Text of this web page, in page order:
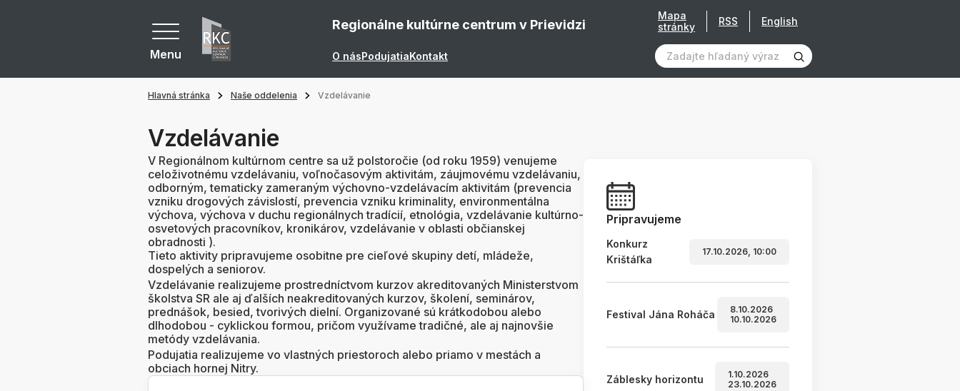
Menu
Regionálne kultúrne centrum v Prievidzi
O násPodujatiaKontakt
Mapa
stránky
RSS English
Hlavná stránka Naše oddelenia Vzdelávanie
Vzdelávanie
V Regionálnom kultúrnom centre sa už polstoročie (od roku 1959) venujeme
celoživotnému vzdelávaniu, voľnočasovým aktivitám, záujmovému vzdelávaniu,
odborným, tematicky zameraným výchovno-vzdelávacím aktivitám (prevencia
vzniku drogových závislostí, prevencia vzniku kriminality, environmentálna
výchova, výchova v duchu regionálnych tradícií, etnológia, vzdelávanie kultúrno-
osvetových pracovníkov, kronikárov, vzdelávanie v oblasti občianskej
obradnosti ).
Tieto aktivity pripravujeme osobitne pre cieľové skupiny detí, mládeže,
dospelých a seniorov.
Vzdelávanie realizujeme prostredníctvom kurzov akreditovaných Ministerstvom
školstva SR ale aj ďalších neakreditovaných kurzov, školení, seminárov,
prednášok, besied, tvorivých dielní. Organizované sú krátkodobou alebo
dlhodobou - cyklickou formou, pričom využívame tradičné, ale aj najnovšie
metódy vzdelávania.
Podujatia realizujeme vo vlastných priestoroch alebo priamo v mestách a
obciach hornej Nitry.
Pripravujeme
Konkurz
Krištáľka
17.10.2026, 10:00
Festival Jána Roháča
8.10.2026
10.10.2026
Záblesky horizontu
1.10.2026
23.10.2026